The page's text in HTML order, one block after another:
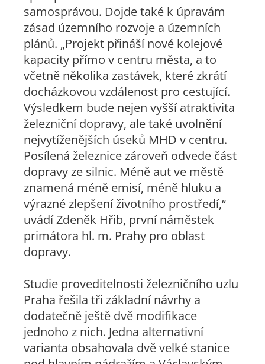
samosprávou. Dojde také k úpravám
zásad územního rozvoje a územních
plánů. „Projekt přináší nové kolejové
kapacity přímo v centru města, a to
včetně několika zastávek, které zkrátí
docházkovou vzdálenost pro cestující.
Výsledkem bude nejen vyšší atraktivita
železniční dopravy, ale také uvolnění
nejvytíženějších úseků MHD v centru.
Posílená železnice zároveň odvede část
dopravy ze silnic. Méně aut ve městě
znamená méně emisí, méně hluku a
výrazné zlepšení životního prostředí,“
uvádí Zdeněk Hřib, první náměstek
primátora hl. m. Prahy pro oblast
dopravy.
Studie proveditelnosti železničního uzlu
Praha řešila tři základní návrhy a
dodatečně ještě dvě modifikace
jednoho z nich. Jedna alternativní
varianta obsahovala dvě velké stanice